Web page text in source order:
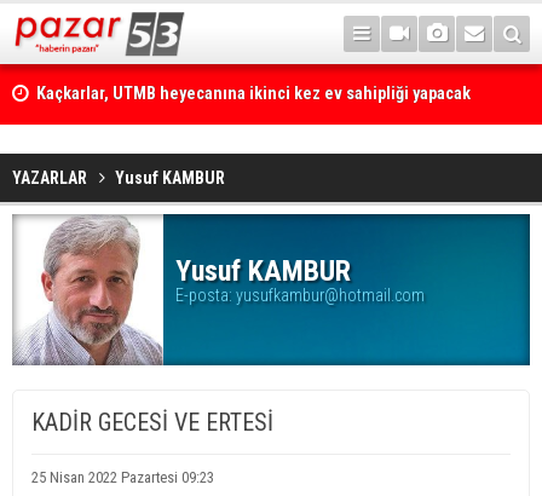
Kaçkarlar, UTMB heyecanına ikinci kez ev sahipliği yapacak
Çamlıhemşin'de otomobilin üzerine kaya düştü: 1 yaralı
YAZARLAR Yusuf KAMBUR
Yusuf KAMBUR
E-posta: yusufkambur@hotmail.com
KADİR GECESİ VE ERTESİ
25 Nisan 2022 Pazartesi 09:23